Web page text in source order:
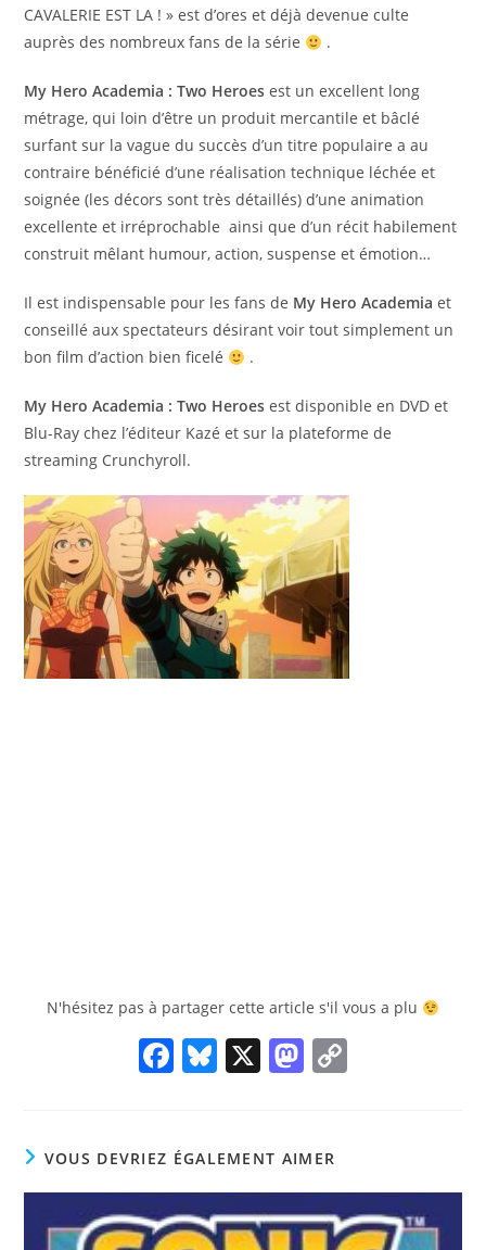
CAVALERIE EST LA ! » est d’ores et déjà devenue culte
auprès des nombreux fans de la série
.
My Hero Academia : Two Heroes est un excellent long
métrage, qui loin d’être un produit mercantile et bâclé
surfant sur la vague du succès d’un titre populaire a au
contraire bénéficié d’une réalisation technique léchée et
soignée (les décors sont très détaillés) d’une animation
excellente et irréprochable ainsi que d’un récit habilement
construit mêlant humour, action, suspense et émotion…
Il est indispensable pour les fans de My Hero Academia et
conseillé aux spectateurs désirant voir tout simplement un
bon film d’action bien ficelé
.
My Hero Academia : Two Heroes est disponible en DVD et
Blu-Ray chez l’éditeur Kazé et sur la plateforme de
streaming Crunchyroll.
N'hésitez pas à partager cette article s'il vous a plu
F
e
b
o
Bl
sk
y
X M
o
d
o
Li
n
VOUS DEVRIEZ ÉGALEMENT AIMER